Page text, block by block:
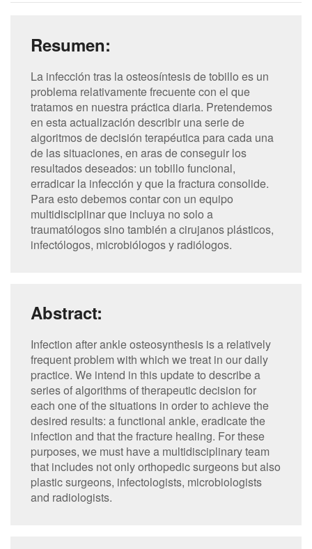
Resumen:
La infección tras la osteosíntesis de tobillo es un
problema relativamente frecuente con el que
tratamos en nuestra práctica diaria. Pretendemos
en esta actualización describir una serie de
algoritmos de decisión terapéutica para cada una
de las situaciones, en aras de conseguir los
resultados deseados: un tobillo funcional,
erradicar la infección y que la fractura consolide.
Para esto debemos contar con un equipo
multidisciplinar que incluya no solo a
traumatólogos sino también a cirujanos plásticos,
infectólogos, microbiólogos y radiólogos.
Abstract:
Infection after ankle osteosynthesis is a relatively
frequent problem with which we treat in our daily
practice. We intend in this update to describe a
series of algorithms of therapeutic decision for
each one of the situations in order to achieve the
desired results: a functional ankle, eradicate the
infection and that the fracture healing. For these
purposes, we must have a multidisciplinary team
that includes not only orthopedic surgeons but also
plastic surgeons, infectologists, microbiologists
and radiologists.